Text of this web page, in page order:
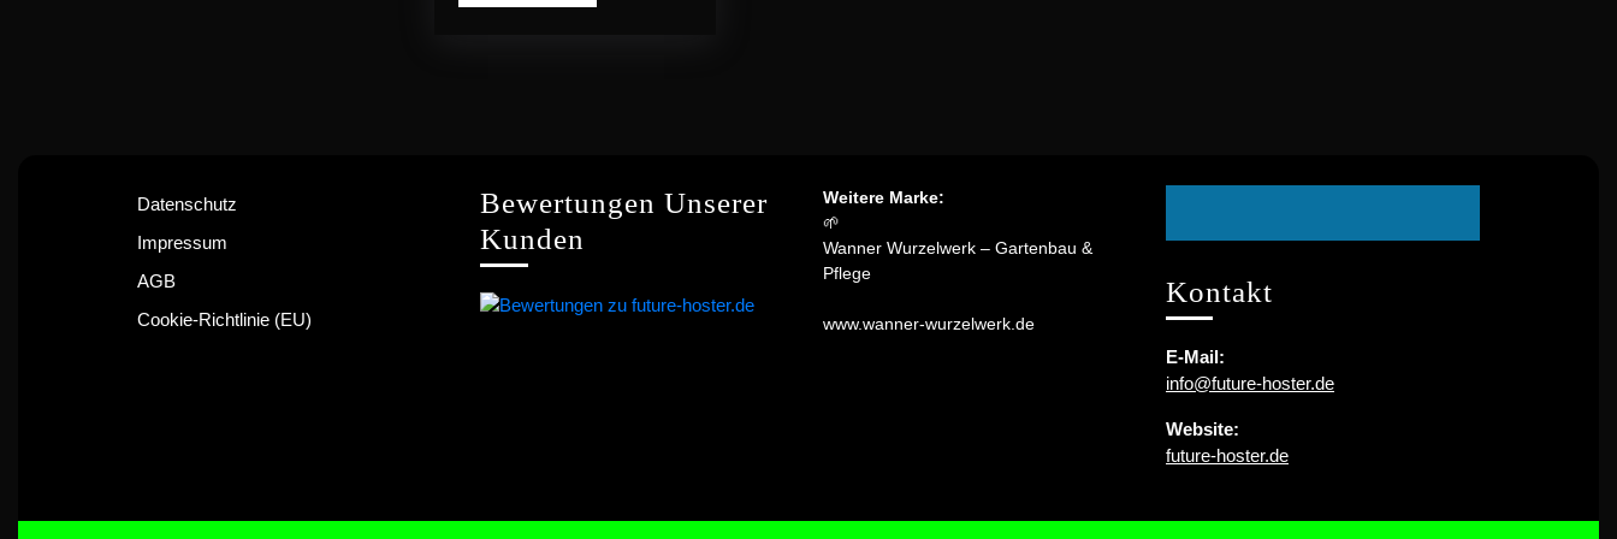
More
Datenschutz
Impressum
AGB
Cookie-Richtlinie (EU)
Bewertungen Unserer
Kunden
Weitere Marke:
🌱
Wanner Wurzelwerk – Gartenbau &
Pflege
www.wanner-wurzelwerk.de
Kontakt
E-Mail:
info@future-hoster.de
Website:
future-hoster.de